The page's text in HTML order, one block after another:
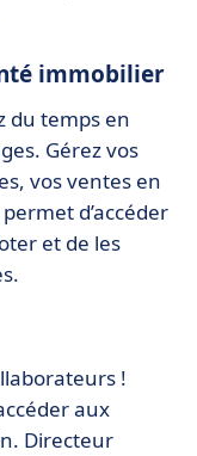
immobilier
du temps en
Gérez vos
vos ventes en
d’accéder
et de les
!
aux
Directeur